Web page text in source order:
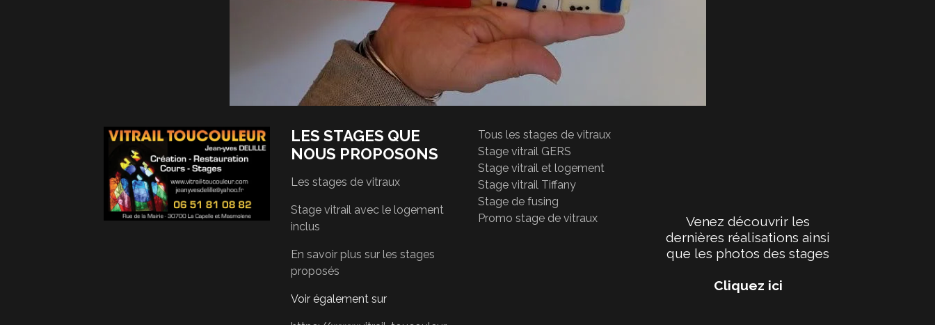
LES STAGES QUE
NOUS PROPOSONS
Les stages de vitraux
Stage vitrail avec le logement
inclus
En savoir plus sur les stages
proposés
Voir également sur
Tous les stages de vitraux
Stage vitrail GERS
Stage vitrail et logement
Stage vitrail Tiffany
Stage de fusing
Promo stage de vitraux
Venez découvrir les
dernières réalisations ainsi
que les photos des stages
Cliquez ici